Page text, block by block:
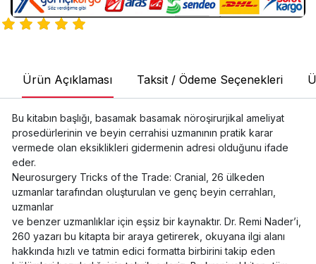
Ürün Açıklaması Taksit / Ödeme Seçenekleri
Bu kitabın başlığı, basamak basamak nöroşirurjikal ameliyat
prosedürlerinin ve beyin cerrahisi uzmanının pratik karar
vermede olan eksiklikleri gidermenin adresi olduğunu ifade
eder.
Neurosurgery Tricks of the Trade: Cranial, 26 ülkeden
uzmanlar tarafından oluşturulan ve genç beyin cerrahları,
uzmanlar
ve benzer uzmanlıklar için eşsiz bir kaynaktır. Dr. Remi Nader’i,
260 yazarı bu kitapta bir araya getirerek, okuyana ilgi alanı
hakkında hızlı ve tatmin edici formatta birbirini takip eden